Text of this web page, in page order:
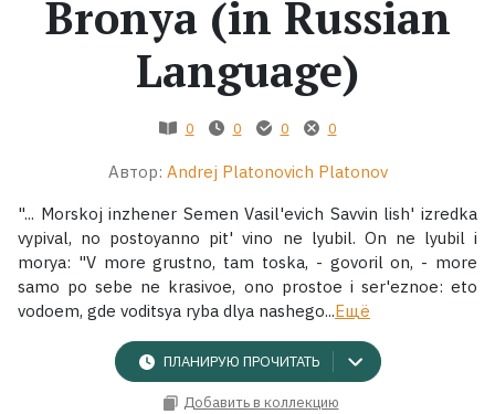
книги
Экранизации
Коллекции
Bronya (in Russian
Language)
0 0 0 0
Автор: Andrej Platonovich Platonov
"... Morskoj inzhener Semen Vasil'evich Savvin lish' izredka
vypival, no postoyanno pit' vino ne lyubil. On ne lyubil i
morya: "V more grustno, tam toska, - govoril on, - more
samo po sebe ne krasivoe, ono prostoe i ser'eznoe: eto
vodoem, gde voditsya ryba dlya nashego...Ещё
ПЛАНИРУЮ ПРОЧИТАТЬ
Добавить в коллекцию